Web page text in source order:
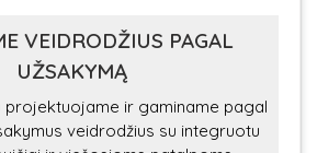
VEIDRODŽIUS PAGAL
UŽSAKYMĄ
projektuojame ir gaminame pagal
veidrodžius su integruotu